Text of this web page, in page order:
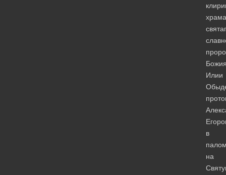
храма
Илии
в
на